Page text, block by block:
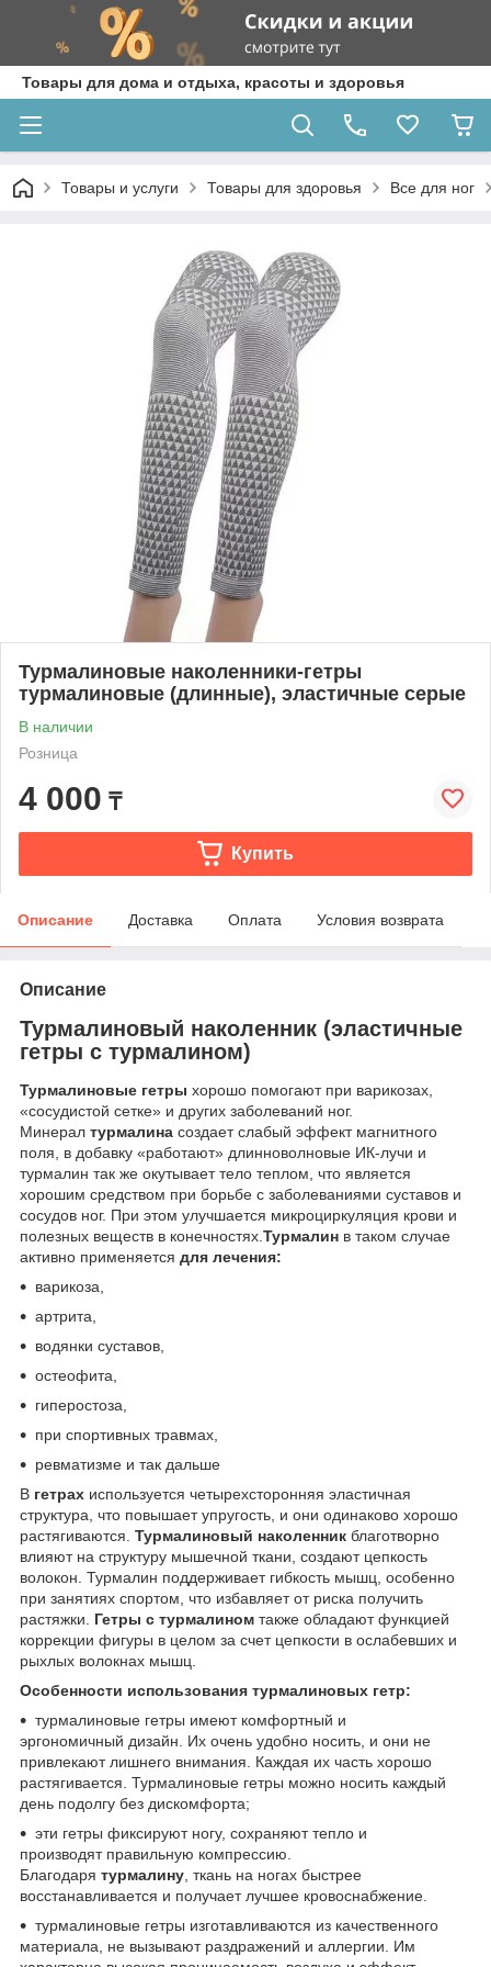
Товары для дома и отдыха, красоты и здоровья
Товары и услуги Товары для здоровья Все для ног
Турмалиновые наколенники-гетры
турмалиновые (длинные), эластичные серые
В наличии
Розница
4 000 ₸
Купить
Описание Доставка Оплата Условия возврата
Описание
Турмалиновый наколенник (эластичные
гетры с турмалином)
Турмалиновые гетры хорошо помогают при варикозах,
«сосудистой сетке» и других заболеваний ног.
Минерал турмалина создает слабый эффект магнитного
поля, в добавку «работают» длинноволновые ИК-лучи и
турмалин так же окутывает тело теплом, что является
хорошим средством при борьбе с заболеваниями суставов и
сосудов ног. При этом улучшается микроциркуляция крови и
полезных веществ в конечностях.Турмалин в таком случае
активно применяется для лечения:
варикоза,
артрита,
водянки суставов,
остеофита,
гиперостоза,
при спортивных травмах,
ревматизме и так дальше
В гетрах используется четырехсторонняя эластичная
структура, что повышает упругость, и они одинаково хорошо
растягиваются. Турмалиновый наколенник благотворно
влияют на структуру мышечной ткани, создают цепкость
волокон. Турмалин поддерживает гибкость мышц, особенно
при занятиях спортом, что избавляет от риска получить
растяжки. Гетры с турмалином также обладают функцией
коррекции фигуры в целом за счет цепкости в ослабевших и
рыхлых волокнах мышц.
Особенности использования турмалиновых гетр:
турмалиновые гетры имеют комфортный и
эргономичный дизайн. Их очень удобно носить, и они не
привлекают лишнего внимания. Каждая их часть хорошо
растягивается. Турмалиновые гетры можно носить каждый
день подолгу без дискомфорта;
эти гетры фиксируют ногу, сохраняют тепло и
производят правильную компрессию.
Благодаря турмалину, ткань на ногах быстрее
восстанавливается и получает лучшее кровоснабжение.
турмалиновые гетры изготавливаются из качественного
материала, не вызывают раздражений и аллергии. Им